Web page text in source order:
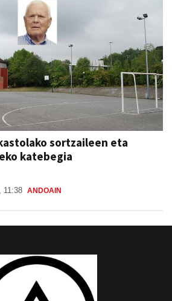
sortzaileen eta
katebegia
11:38 ANDOAIN